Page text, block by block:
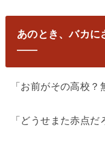
あのとき、バカに
——
「お前がその高校？
「どうせまた赤点だ